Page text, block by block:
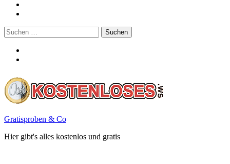
Suchen
nach:
Gratisproben & Co
Hier gibt's alles kostenlos und gratis